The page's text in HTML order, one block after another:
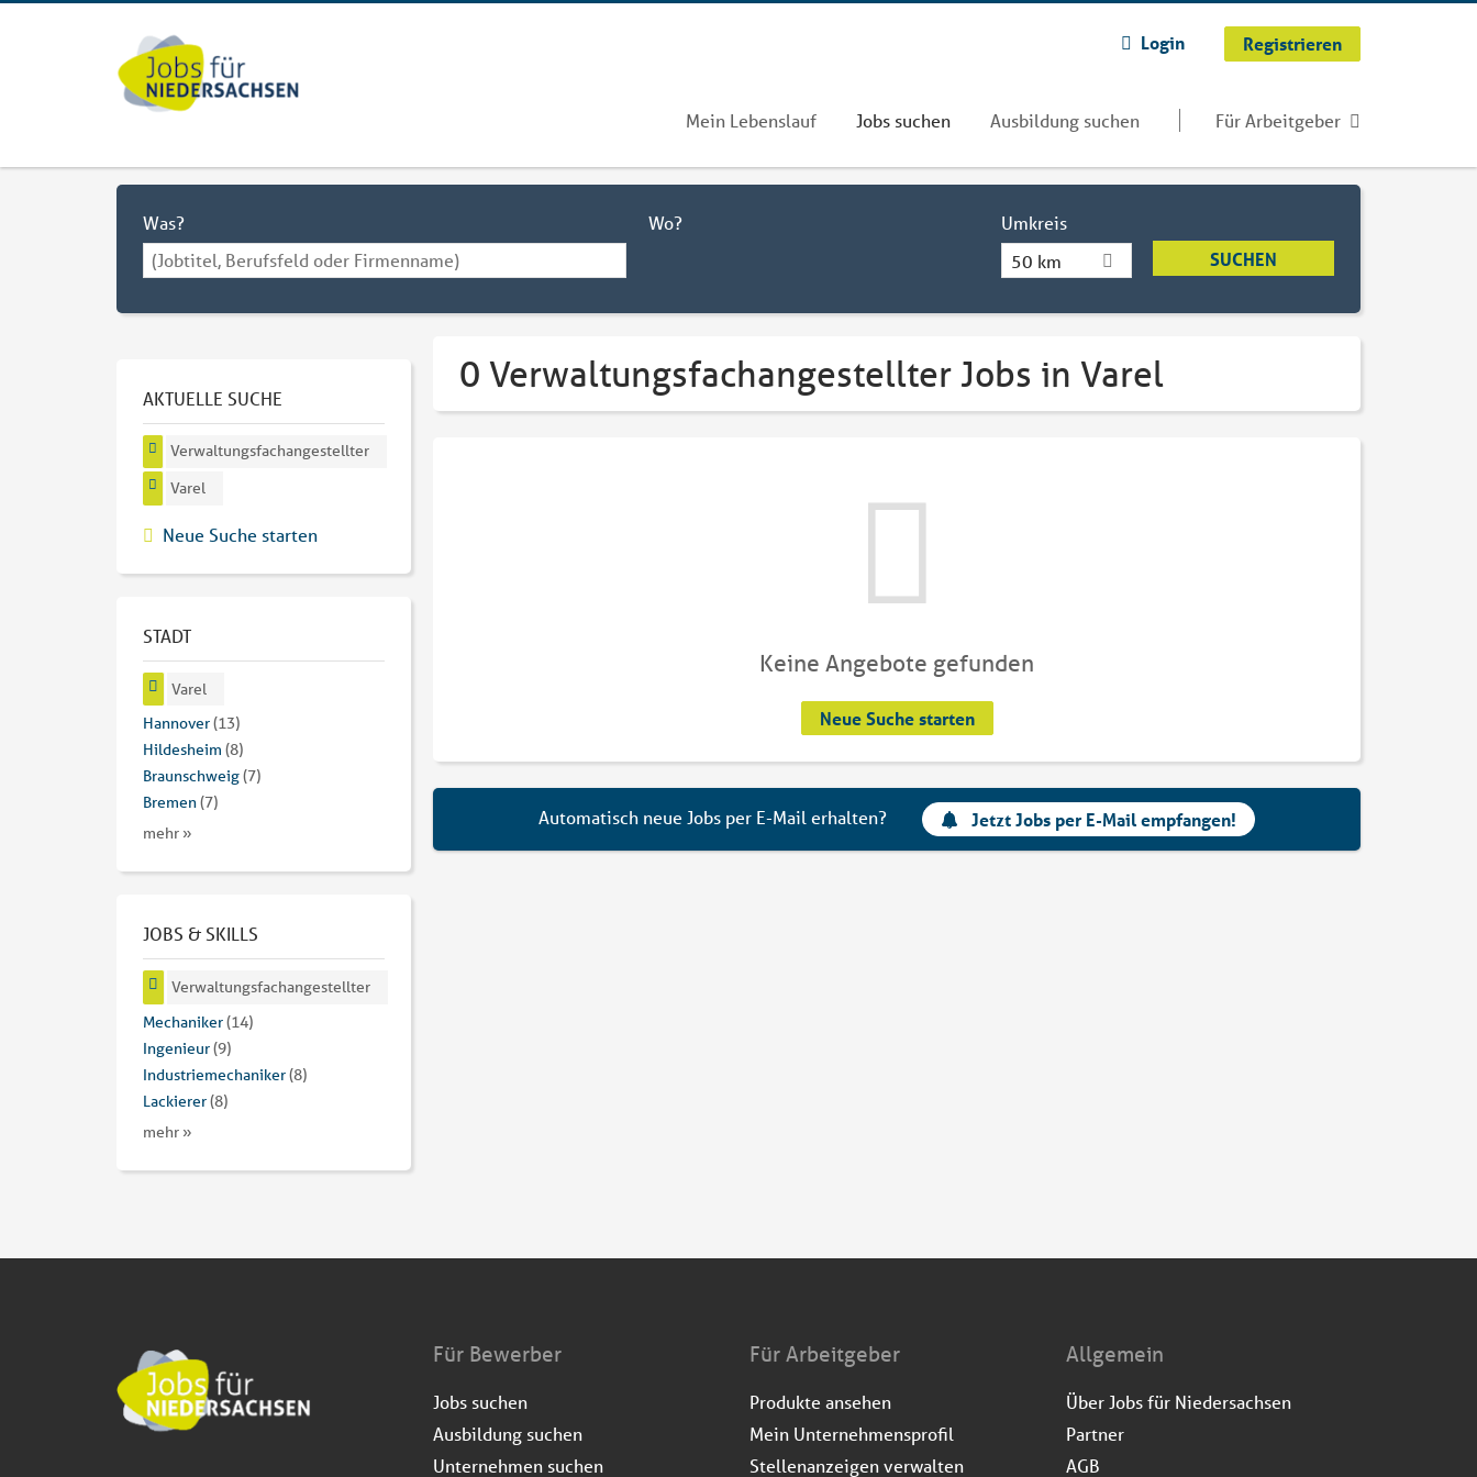
Login Registrieren
Mein Lebenslauf Jobs suchen Ausbildung suchen Für Arbeitgeber
Was? Wo?
Umkreis
50 km
0 Verwaltungsfachangestellter Jobs in Varel
Keine Angebote gefunden
Neue Suche starten
Automatisch neue Jobs per E-Mail erhalten? Jetzt Jobs per E-Mail empfangen!
AKTUELLE SUCHE
Verwaltungsfachangestellter
Varel
Neue Suche starten
STADT
Varel
Hannover(13)
Hildesheim (8)
Braunschweig(7)
Bremen(7)
mehr »
JOBS & SKILLS
Verwaltungsfachangestellter
Mechaniker(14)
Ingenieur(9)
Industriemechaniker(8)
Lackierer(8)
mehr »
Für Bewerber
Jobs suchen
Ausbildung suchen
Unternehmen suchen
Für Arbeitgeber
Produkte ansehen
Mein Unternehmensprofil
Stellenanzeigen verwalten
Allgemein
Über Jobs für Niedersachsen
Partner
AGB